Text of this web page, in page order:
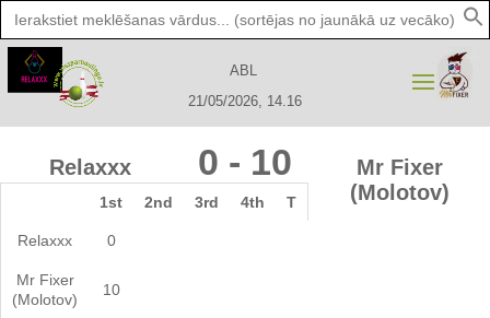
Search
for:
ABL
21/05/2026, 14.16
Relaxxx 0 - 10
Mr Fixer
(Molotov)
1st 2nd 3rd 4th T
Relaxxx 0
Mr Fixer
(Molotov)
10